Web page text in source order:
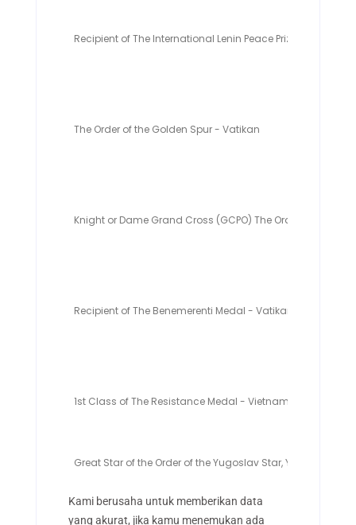
Recipient of The International Lenin Peace Prize - Uni Soviet
The Order of the Golden Spur - Vatikan
Knight or Dame Grand Cross (GCPO) The Order of Pope
Recipient of The Benemerenti Medal - Vatikan
1st Class of The Resistance Medal - Vietnam
Great Star of the Order of the Yugoslav Star, Yugoslavia
Kami berusaha untuk memberikan data
yang akurat, jika kamu menemukan ada